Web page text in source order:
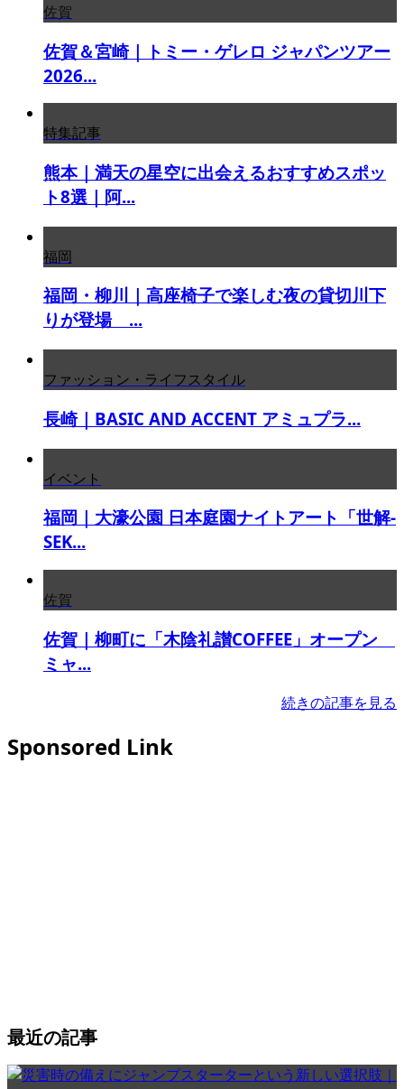
佐賀
佐賀＆宮崎｜トミー・ゲレロ ジャパンツアー
2026...
特集記事
熊本｜満天の星空に出会えるおすすめスポッ
ト8選｜阿...
福岡
福岡・柳川｜高座椅子で楽しむ夜の貸切川下
りが登場 ...
ファッション・ライフスタイル
長崎｜BASIC AND ACCENT アミュプラ...
イベント
福岡｜大濠公園 日本庭園ナイトアート「世解-
SEK...
佐賀
佐賀｜柳町に「木陰礼讃COFFEE」オープン
ミャ...
続きの記事を見る
Sponsored Link
最近の記事